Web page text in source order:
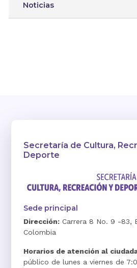
Noticias
Secretaría de Cultura,
Deporte
Sede principal
Dirección: Carrera 8 No. 9 -83,
Colombia
Horarios de atención al
público de lunes a viernes de